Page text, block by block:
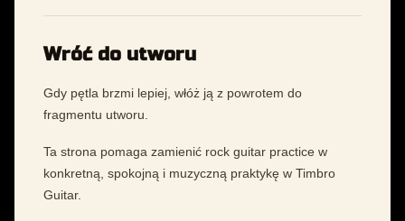
Wróć do utworu
Gdy pętla brzmi lepiej, włóż ją z powrotem do
fragmentu utworu.
Ta strona pomaga zamienić rock guitar practice w
konkretną, spokojną i muzyczną praktykę w Timbro
Guitar.